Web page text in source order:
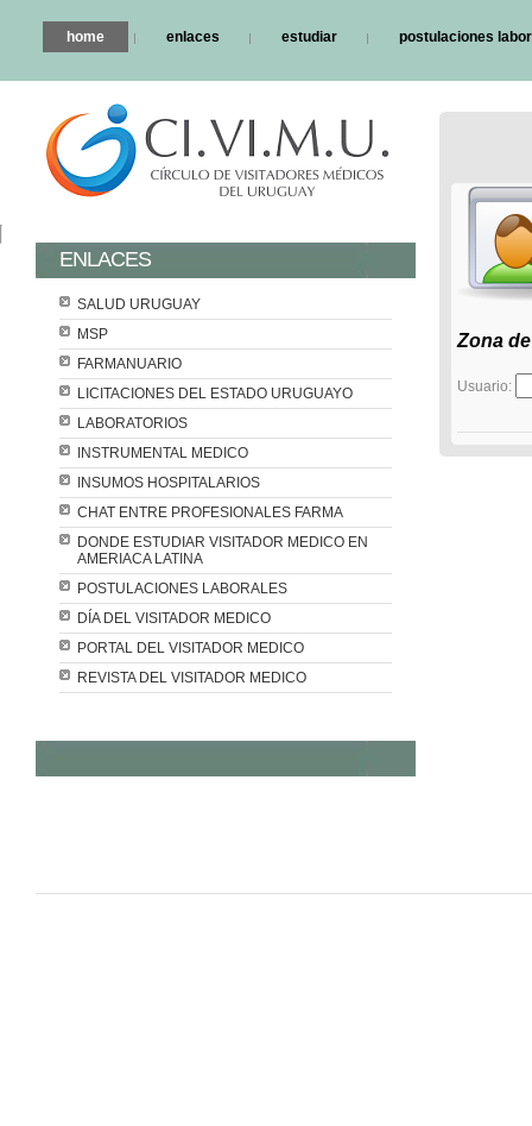
home enlaces estudiar postulaciones
Zona
Usuario:
ENLACES
SALUD URUGUAY
MSP
FARMANUARIO
LICITACIONES DEL ESTADO URUGUAYO
LABORATORIOS
INSTRUMENTAL MEDICO
INSUMOS HOSPITALARIOS
CHAT ENTRE PROFESIONALES FARMA
DONDE ESTUDIAR VISITADOR MEDICO EN
AMERIACA LATINA
POSTULACIONES LABORALES
DÍA DEL VISITADOR MEDICO
PORTAL DEL VISITADOR MEDICO
REVISTA DEL VISITADOR MEDICO